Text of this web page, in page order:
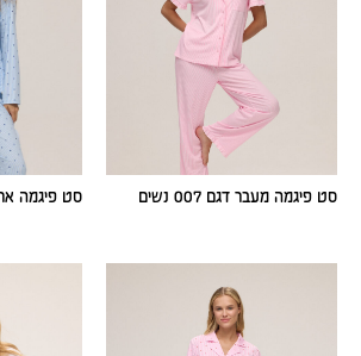
סט פיגמה מעבר דגם 007 נשים סט פיגמה ארוך